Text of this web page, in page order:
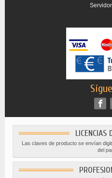
LICENCIAS
Las claves de producto se envían
del